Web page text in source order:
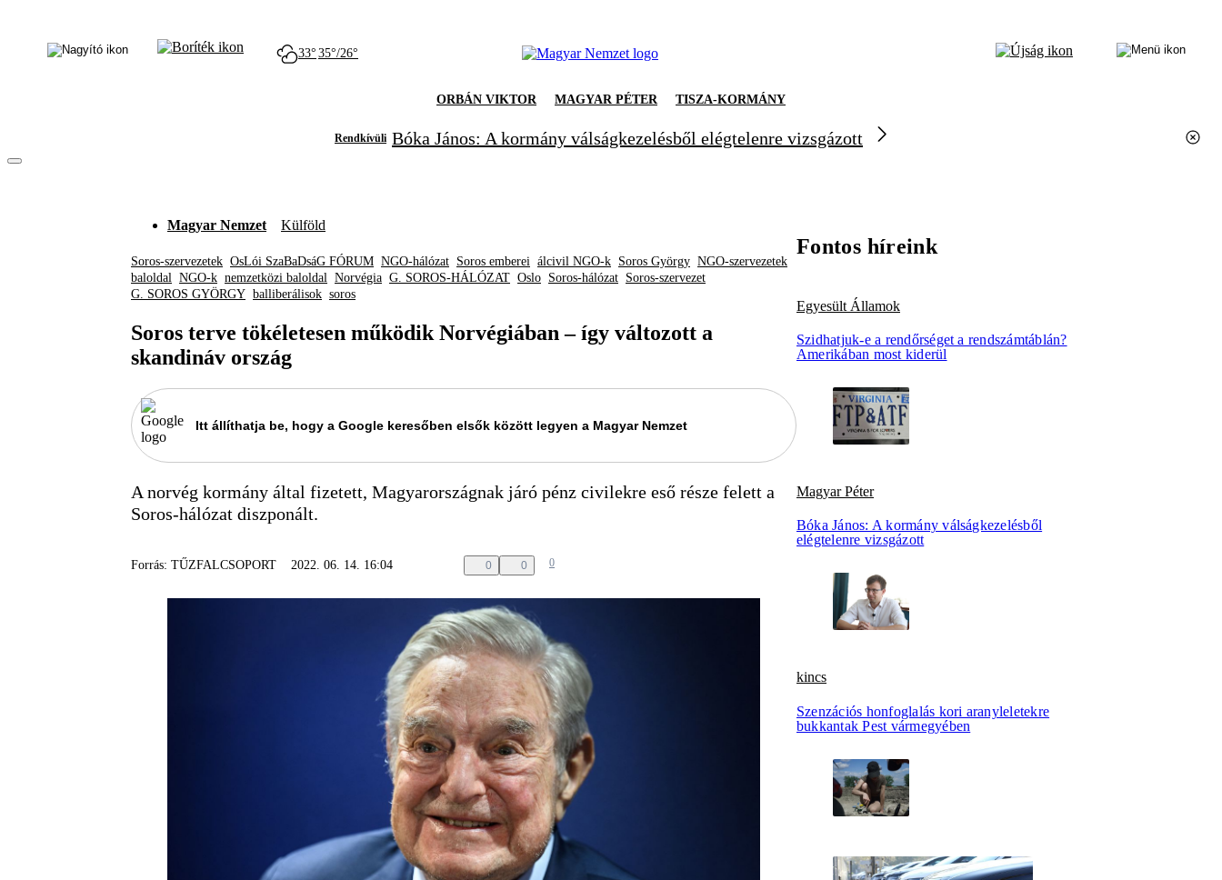
33° 35°/26°
ORBÁN VIKTOR MAGYAR PÉTER TISZA-KORMÁNY
Rendkívüli Bóka János: A kormány válságkezelésből elégtelenre vizsgázott
Magyar Nemzet Külföld
Soros-szervezetek OsLói SzaBaDsáG FÓRUM NGO-hálózat Soros emberei álcivil NGO-k Soros György NGO-szervezetek
baloldal NGO-k nemzetközi baloldal Norvégia G. SOROS-HÁLÓZAT Oslo Soros-hálózat Soros-szervezet
G. SOROS GYÖRGY balliberálisok soros
Soros terve tökéletesen működik Norvégiában – így változott a
skandináv ország
Itt állíthatja be, hogy a Google keresőben elsők között legyen a Magyar Nemzet
A norvég kormány által fizetett, Magyarországnak járó pénz civilekre eső része felett a
Soros-hálózat diszponált.
Forrás: TŰZFALCSOPORT 2022. 06. 14. 16:04 0 0 0
Fontos híreink
Egyesült Államok
Szidhatjuk-e a rendőrséget a rendszámtáblán?
Amerikában most kiderül
Magyar Péter
Bóka János: A kormány válságkezelésből
elégtelenre vizsgázott
kincs
Szenzációs honfoglalás kori aranyleletekre
bukkantak Pest vármegyében